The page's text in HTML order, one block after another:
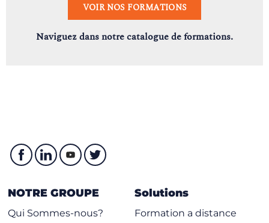
VOIR NOS FORMATIONS
Naviguez dans notre catalogue de formations.
NOTRE GROUPE
Qui Sommes-nous?
Solutions
Formation a distance